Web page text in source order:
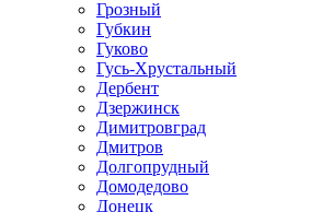
Грозный
Губкин
Гуково
Гусь-Хрустальный
Дербент
Дзержинск
Димитровград
Дмитров
Долгопрудный
Домодедово
Донецк